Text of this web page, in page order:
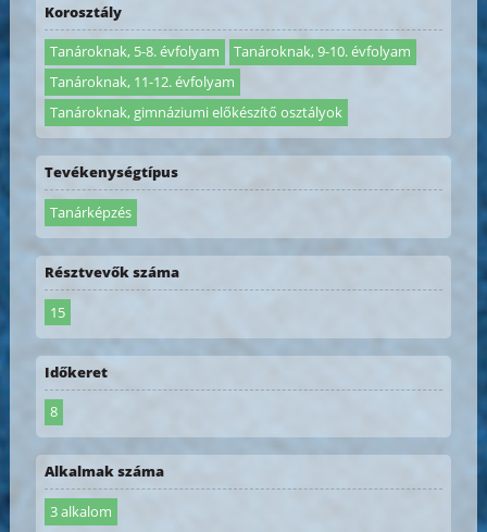
Korosztály
Tanároknak, 5-8. évfolyam
Tanároknak, 9-10. évfolyam
Tanároknak, 11-12. évfolyam
Tanároknak, gimnáziumi előkészítő osztályok
Tevékenységtípus
Tanárképzés
Résztvevők száma
15
Időkeret
8
Alkalmak száma
3 alkalom